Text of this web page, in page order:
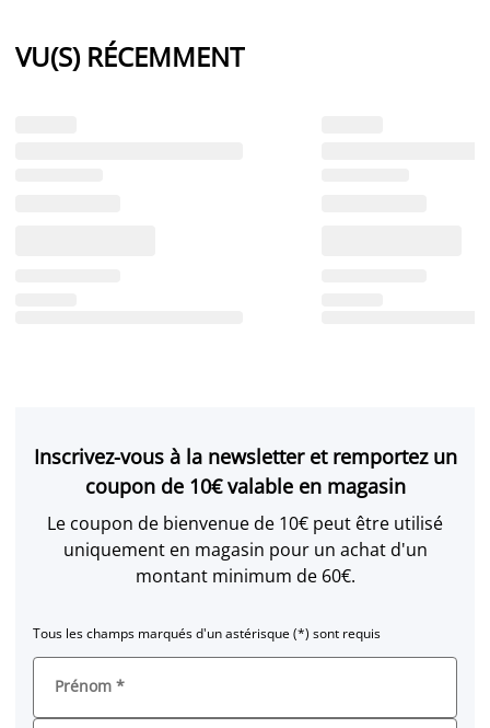
VU(S) RÉCEMMENT
Inscrivez-vous à la newsletter et remportez un
coupon de 10€ valable en magasin
Le coupon de bienvenue de 10€ peut être utilisé
uniquement en magasin pour un achat d'un
montant minimum de 60€.
Tous les champs marqués d'un astérisque (*) sont requis
Prénom *